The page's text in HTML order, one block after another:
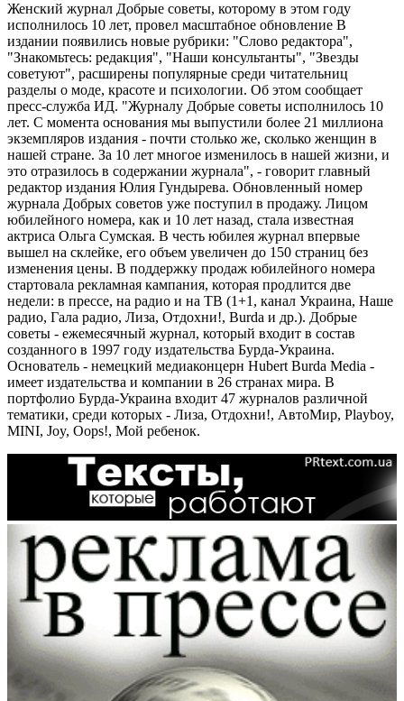
Женский журнал Добрые советы, которому в этом году
исполнилось 10 лет, провел масштабное обновление В
издании появились новые рубрики: "Слово редактора",
"Знакомьтесь: редакция", "Наши консультанты", "Звезды
советуют", расширены популярные среди читательниц
разделы о моде, красоте и психологии. Об этом сообщает
пресс-служба ИД. "Журналу Добрые советы исполнилось 10
лет. С момента основания мы выпустили более 21 миллиона
экземпляров издания - почти столько же, сколько женщин в
нашей стране. За 10 лет многое изменилось в нашей жизни, и
это отразилось в содержании журнала", - говорит главный
редактор издания Юлия Гундырева. Обновленный номер
журнала Добрых советов уже поступил в продажу. Лицом
юбилейного номера, как и 10 лет назад, стала известная
актриса Ольга Сумская. В честь юбилея журнал впервые
вышел на склейке, его объем увеличен до 150 страниц без
изменения цены. В поддержку продаж юбилейного номера
стартовала рекламная кампания, которая продлится две
недели: в прессе, на радио и на ТВ (1+1, канал Украина, Наше
радио, Гала радио, Лиза, Отдохни!, Burda и др.). Добрые
советы - ежемесячный журнал, который входит в состав
созданного в 1997 году издательства Бурда-Украина.
Основатель - немецкий медиаконцерн Hubert Burda Media -
имеет издательства и компании в 26 странах мира. В
портфолио Бурда-Украина входит 47 журналов различной
тематики, среди которых - Лиза, Отдохни!, АвтоМир, Playboy,
MINI, Joy, Oops!, Мой ребенок.